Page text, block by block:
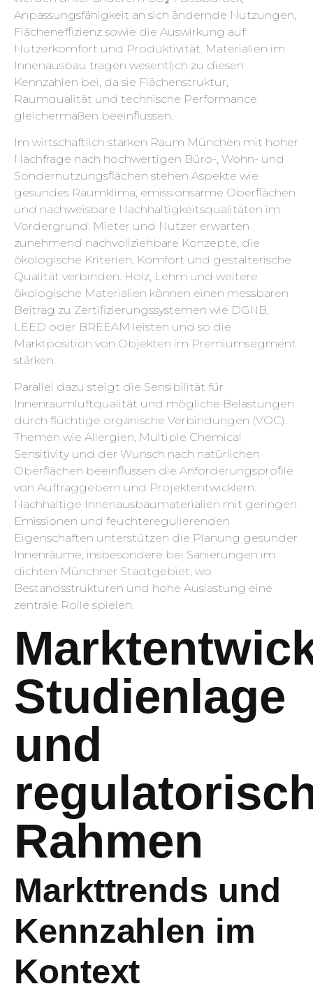
Anpassungsfähigkeit an sich ändernde Nutzungen,
Flächeneffizienz sowie die Auswirkung auf
Nutzerkomfort und Produktivität. Materialien im
Innenausbau tragen wesentlich zu diesen
Kennzahlen bei, da sie Flächenstruktur,
Raumqualität und technische Performance
gleichermaßen beeinflussen.
Im wirtschaftlich starken Raum München mit hoher
Nachfrage nach hochwertigen Büro-, Wohn- und
Sondernutzungsflächen stehen Aspekte wie
gesundes Raumklima, emissionsarme Oberflächen
und nachweisbare Nachhaltigkeitsqualitäten im
Vordergrund. Mieter und Nutzer erwarten
zunehmend nachvollziehbare Konzepte, die
ökologische Kriterien, Komfort und gestalterische
Qualität verbinden. Holz, Lehm und weitere
ökologische Materialien können einen messbaren
Beitrag zu Zertifizierungssystemen wie DGNB,
LEED oder BREEAM leisten und so die
Marktposition von Objekten im Premiumsegment
stärken.
Parallel dazu steigt die Sensibilität für
Innenraumluftqualität und mögliche Belastungen
durch flüchtige organische Verbindungen (VOC).
Themen wie Allergien, Multiple Chemical
Sensitivity und der Wunsch nach natürlichen
Oberflächen beeinflussen die Anforderungsprofile
von Auftraggebern und Projektentwicklern.
Nachhaltige Innenausbaumaterialien mit geringen
Emissionen und feuchteregulierenden
Eigenschaften unterstützen die Planung gesunder
Innenräume, insbesondere bei Sanierungen im
dichten Münchner Stadtgebiet, wo
Bestandsstrukturen und hohe Auslastung eine
zentrale Rolle spielen.
Studienlage
und
Rahmen
Markttrends und
Kennzahlen im
Kontext